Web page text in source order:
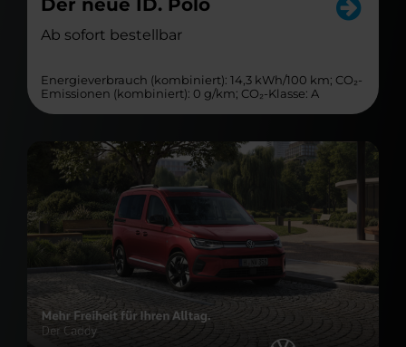
Der neue ID. Polo
Ab sofort bestellbar
Energieverbrauch (kombiniert): 14,3 kWh/100 km; CO₂-
Emissionen (kombiniert): 0 g/km; CO₂-Klasse: A